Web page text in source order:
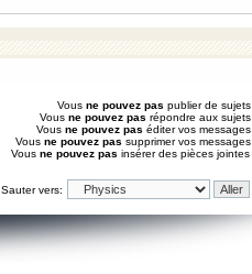
Vous ne pouvez pas publier de sujets
Vous ne pouvez pas répondre aux sujets
Vous ne pouvez pas éditer vos messages
Vous ne pouvez pas supprimer vos messages
Vous ne pouvez pas insérer des pièces jointes
Sauter vers: